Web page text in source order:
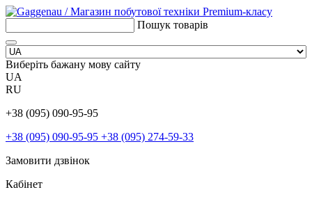
Пошук товарів
Виберіть бажану мову сайту
UA
RU
+38 (095) 090-95-95
+38 (095) 090-95-95 +38 (095) 274-59-33
Замовити дзвінок
Кабінет